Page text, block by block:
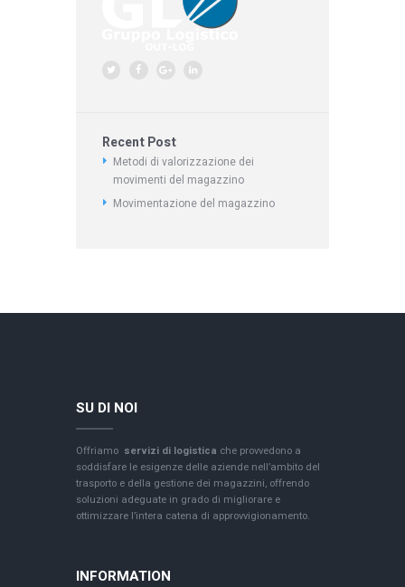
Recent Post
Metodi di valorizzazione dei
movimenti del magazzino
Movimentazione del magazzino
SU DI NOI
Offriamo servizi di logistica che provvedono a
soddisfare le esigenze delle aziende nell’ambito del
trasporto e della gestione dei magazzini, offrendo
soluzioni adeguate in grado di migliorare e
ottimizzare l’intera catena di approvvigionamento.
INFORMATION